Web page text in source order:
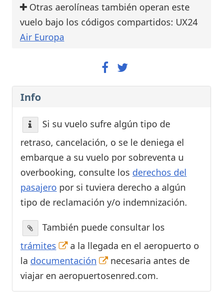
Otras aerolíneas también operan este
vuelo bajo los códigos compartidos: UX24
Air Europa
Info
Si su vuelo sufre algún tipo de
retraso, cancelación, o se le deniega el
embarque a su vuelo por sobreventa u
overbooking, consulte los derechos del
pasajero por si tuviera derecho a algún
tipo de reclamación y/o indemnización.
También puede consultar los
trámites
a la llegada en el aeropuerto o
la documentación
necesaria antes de
viajar en aeropuertosenred.com.